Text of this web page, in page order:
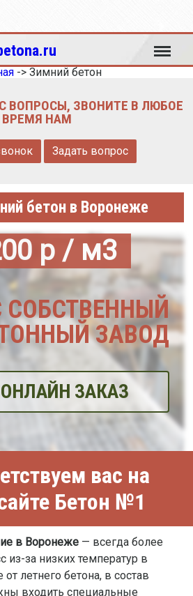
Меню
-> Зимний бетон
ВОПРОСЫ, ЗВОНИТЕ В ЛЮБОЕ
ВРЕМЯ НАМ
Задать вопрос
бетон в Воронеже
р / м3
СОБСТВЕННЫЙ
ЗАВОД
ОНЛАЙН ЗАКАЗ
вас на
Бетон №1
в Воронеже— всегда более
из-за низких температур в
летнего бетона, в состав
входить специальные